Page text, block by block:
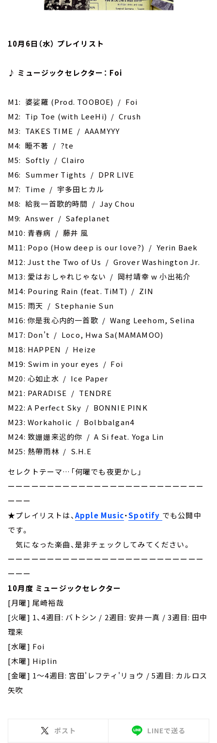
10月6日（水） プレイリスト
♪ ミュージックセレクター： Foi
M1: 婆娑羅 (Prod. TOOBOE) / Foi
M2: Tip Toe (with LeeHi) / Crush
M3: TAKES TIME / AAAMYYY
M4: 睡不著 / ?te
M5: Softly / Clairo
M6: Summer Tights / DPR LIVE
M7: Time / 宇多田ヒカル
M8: 給我一首歌的時間 / Jay Chou
M9: Answer / Safeplanet
M10: 青春病 / 藤井 風
M11: Popo (How deep is our love?) / Yerin Baek
M12: Just the Two of Us / Grover Washington Jr.
M13: 愛はおしゃれじゃない / 岡村靖幸 w 小出祐介
M14: Pouring Rain (feat. TiMT) / ZIN
M15: 雨天 / Stephanie Sun
M16: 你是我心内的一首歌 / Wang Leehom, Selina
M17: Don't / Loco, Hwa Sa(MAMAMOO)
M18: HAPPEN / Heize
M19: Swim in your eyes / Foi
M20: 心如止水 / Ice Paper
M21: PARADISE / TENDRE
M22: A Perfect Sky / BONNIE PINK
M23: Workaholic / Bolbbalgan4
M24: 致姗姗来迟的你 / A Si feat. Yoga Lin
M25: 熱帶雨林 / S.H.E
セレクトテーマ…「何曜でも夜更かし」
ーーーーーーーーーーーーーーーーーーーーーーーーー
ーーー
★プレイリストは、Apple Music・Spotify でも公開中
です。
気になった楽曲、是非チェックしてみてください。
ーーーーーーーーーーーーーーーーーーーーーーーーー
ーーー
10月度 ミュージックセレクター
[月曜] 尾崎裕哉
[火曜] 1、4週目: バトシン / 2週目: 安井一真 / 3週目: 田中
理来
[水曜] Foi
[木曜] Hiplin
[金曜] 1～4週目: 宮田'レフティ'リョウ / 5週目: カルロス
矢吹
ポスト LINEで送る